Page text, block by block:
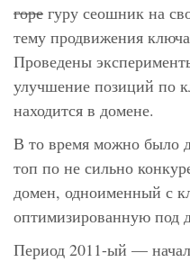
горе гуру сеошник на
тему продвижения
Проведены
улучшение позиций по
находится в домене.
В то время можно было
топ по не сильно
домен, одноименный с
оптимизированную под
Период 2011-ый —